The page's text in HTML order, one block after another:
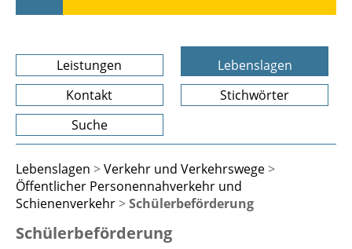
Leistungen
Lebenslagen
Kontakt
Stichwörter
Suche
Lebenslagen >Verkehr und Verkehrswege>
Öffentlicher Personennahverkehr und
Schienenverkehr>Schülerbeförderung
Schülerbeförderung